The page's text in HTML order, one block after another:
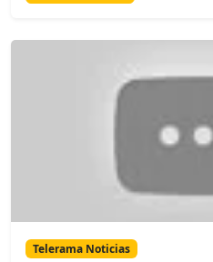
Telerama Noticias